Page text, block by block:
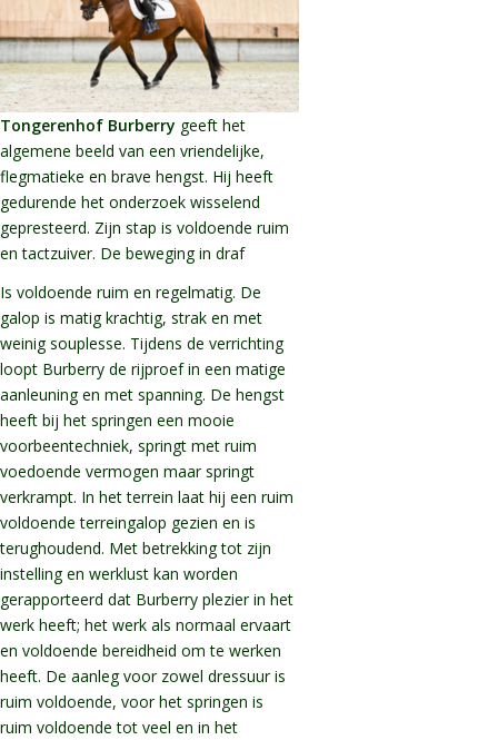
Tongerenhof Burberry geeft het
algemene beeld van een vriendelijke,
flegmatieke en brave hengst. Hij heeft
gedurende het onderzoek wisselend
gepresteerd. Zijn stap is voldoende ruim
en tactzuiver. De beweging in draf
Is voldoende ruim en regelmatig. De
galop is matig krachtig, strak en met
weinig souplesse. Tijdens de verrichting
loopt Burberry de rijproef in een matige
aanleuning en met spanning. De hengst
heeft bij het springen een mooie
voorbeentechniek, springt met ruim
voedoende vermogen maar springt
verkrampt. In het terrein laat hij een ruim
voldoende terreingalop gezien en is
terughoudend. Met betrekking tot zijn
instelling en werklust kan worden
gerapporteerd dat Burberry plezier in het
werk heeft; het werk als normaal ervaart
en voldoende bereidheid om te werken
heeft. De aanleg voor zowel dressuur is
ruim voldoende, voor het springen is
ruim voldoende tot veel en in het